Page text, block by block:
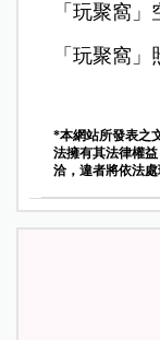
「玩聚窩
「玩聚窩
*本網站所發表之
法擁有其法律權
洽，違者將依法處